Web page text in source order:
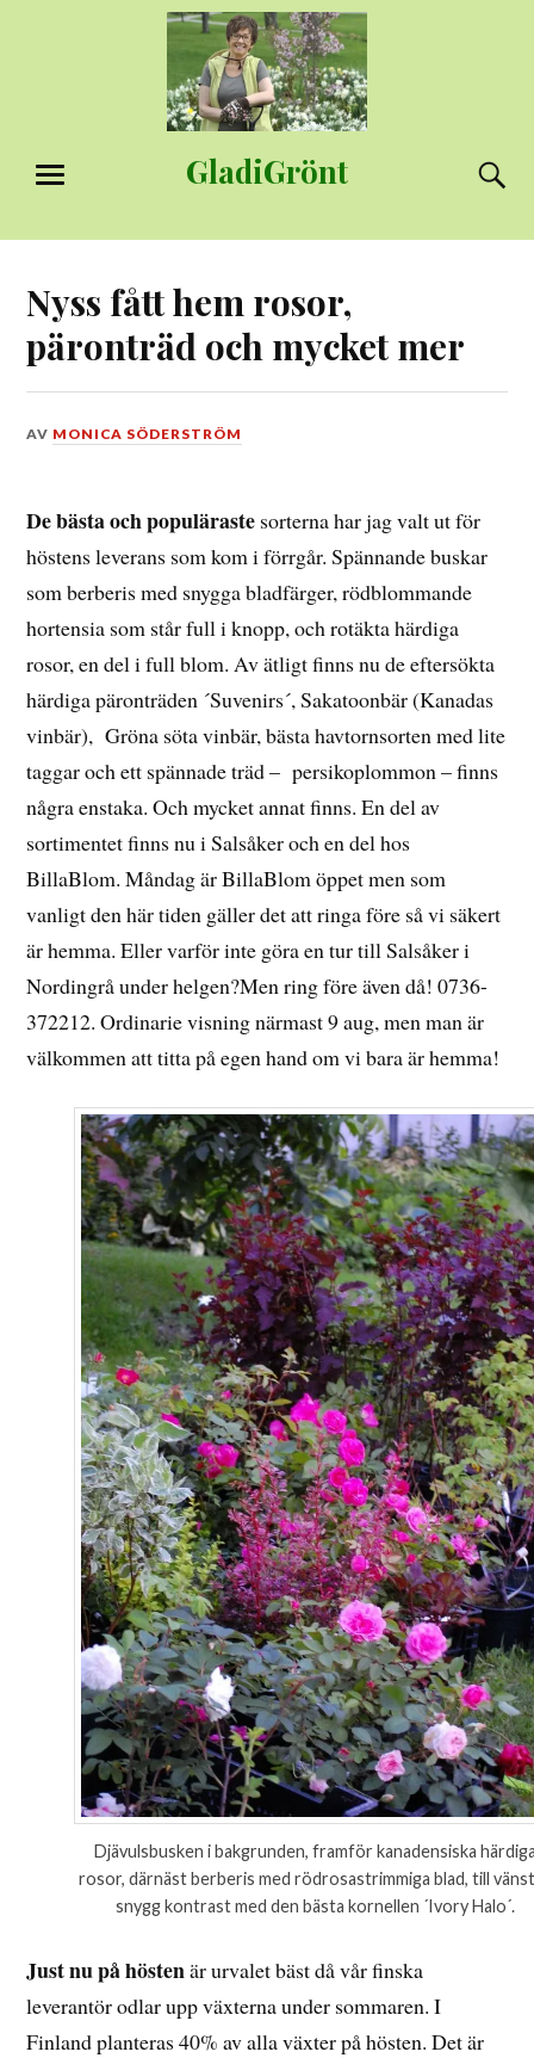
GladiGrönt
MENY
Nyss fått hem rosor,
päronträd och mycket mer
DEN
2015
AV MONICA SÖDERSTRÖM
De bästa och populäraste sorterna har jag valt ut för
höstens leverans som kom i förrgår. Spännande buskar
som berberis med snygga bladfärger, rödblommande
hortensia som står full i knopp, och rotäkta härdiga
rosor, en del i full blom. Av ätligt finns nu de eftersökta
härdiga päronträden ´Suvenirs´, Sakatoonbär (Kanadas
vinbär), Gröna söta vinbär, bästa havtornsorten med lite
taggar och ett spännade träd – persikoplommon – finns
några enstaka. Och mycket annat finns. En del av
sortimentet finns nu i Salsåker och en del hos
BillaBlom. Måndag är BillaBlom öppet men som
vanligt den här tiden gäller det att ringa före så vi säkert
är hemma. Eller varför inte göra en tur till Salsåker i
Nordingrå under helgen?Men ring före även då! 0736-
372212. Ordinarie visning närmast 9 aug, men man är
välkommen att titta på egen hand om vi bara är hemma!
Djävulsbusken i bakgrunden, framför kanadensiska
rosor, därnäst berberis med rödrosastrimmiga blad, till
snygg kontrast med den bästa kornellen ´Ivory Halo´.
Just nu på höstenär urvalet bäst då vår finska
leverantör odlar upp växterna under sommaren. I
Finland planteras 40% av alla växter på hösten. Det är